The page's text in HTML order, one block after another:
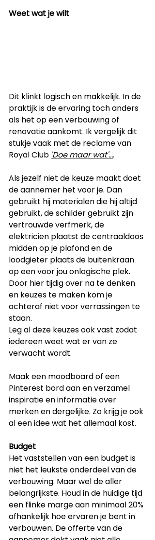
Weet wat je wilt
Dit klinkt logisch en makkelijk. In de
praktijk is de ervaring toch anders
als het op een verbouwing of
renovatie aankomt. Ik vergelijk dit
stukje vaak met de reclame van
Royal Club 'Doe maar wat'....
Als jezelf niet de keuze maakt doet
de aannemer het voor je. Dan
gebruikt hij materialen die hij altijd
gebruikt, de schilder gebruikt zijn
vertrouwde verfmerk, de
elektricien plaatst de centraaldoos
midden op je plafond en de
loodgieter plaats de buitenkraan
op een voor jou onlogische plek.
Door hier tijdig over na te denken
en keuzes te maken kom je
achteraf niet voor verrassingen te
staan.
Leg al deze keuzes ook vast zodat
iedereen weet wat er van ze
verwacht wordt.
Maak een moodboard of een
Pinterest bord aan en verzamel
inspiratie en informatie over
merken en dergelijke. Zo krijg je ook
al een idee wat het allemaal kost.
Budget
Het vaststellen van een budget is
niet het leukste onderdeel van de
verbouwing. Maar wel de aller
belangrijkste. Houd in de huidige tijd
een flinke marge aan minimaal 20%
afhankelijk hoe ervaren je bent in
verbouwen. De offerte van de